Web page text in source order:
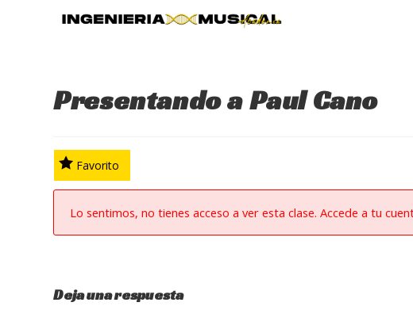
Presentando a Paul Cano
Favorito
Lo sentimos, no tienes acceso a ver esta clase. Accede a tu
Deja una respuesta